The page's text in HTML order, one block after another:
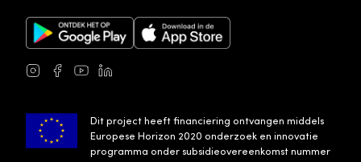
Google Play Store Apple App Store
Instagram
Facebook
YoutubeLinkedIn
Dit project heeft financiering ontvangen middels
Europese Horizon 2020 onderzoek en innovatie
programma onder subsidieovereenkomst nummer